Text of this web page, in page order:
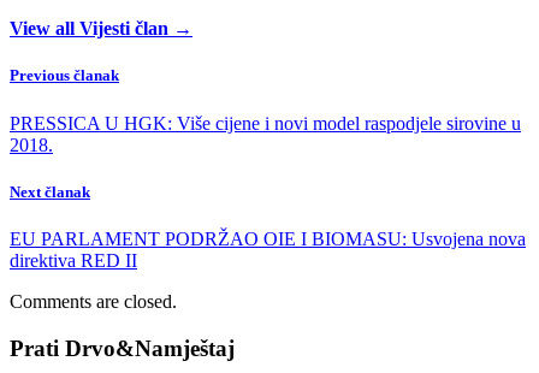
View all Vijesti član →
Previous članak
PRESSICA U HGK: Više cijene i novi model raspodjele sirovine u
2018.
Next članak
EU PARLAMENT PODRŽAO OIE I BIOMASU: Usvojena nova
direktiva RED II
Comments are closed.
Prati Drvo&Namještaj